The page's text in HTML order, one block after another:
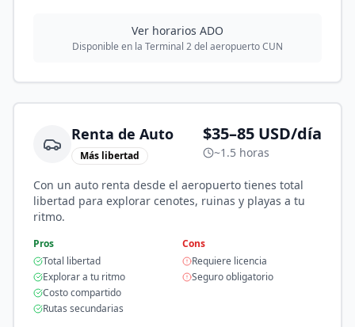
Ver horarios ADO
Disponible en la Terminal 2 del aeropuerto CUN
Renta de Auto
Más libertad
$35–85 USD/día
~1.5 horas
Con un auto renta desde el aeropuerto tienes total
libertad para explorar cenotes, ruinas y playas a tu
ritmo.
Pros
Total libertad
Explorar a tu ritmo
Costo compartido
Rutas secundarias
Cons
Requiere licencia
Seguro obligatorio